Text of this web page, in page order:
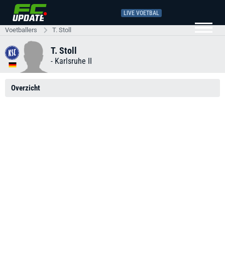
LIVE VOETBAL
Voetballers T. Stoll
T. Stoll
- Karlsruhe II
Overzicht